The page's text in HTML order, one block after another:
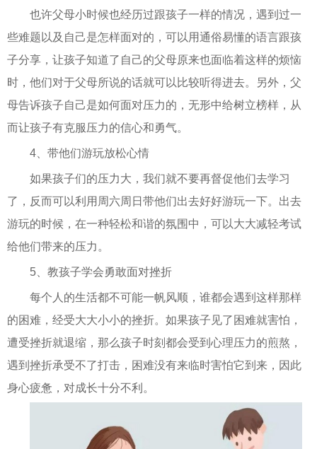
也许父母小时候也经历过跟孩子一样的情况，遇到过一
些难题以及自己是怎样面对的，可以用通俗易懂的语言跟孩
子分享，让孩子知道了自己的父母原来也面临着这样的烦恼
时，他们对于父母所说的话就可以比较听得进去。另外，父
母告诉孩子自己是如何面对压力的，无形中给树立榜样，从
而让孩子有克服压力的信心和勇气。
4、带他们游玩放松心情
如果孩子们的压力大，我们就不要再督促他们去学习
了，反而可以利用周六周日带他们出去好好游玩一下。出去
游玩的时候，在一种轻松和谐的氛围中，可以大大减轻考试
给他们带来的压力。
5、教孩子学会勇敢面对挫折
每个人的生活都不可能一帆风顺，谁都会遇到这样那样
的困难，经受大大小小的挫折。如果孩子见了困难就害怕，
遭受挫折就退缩，那么孩子时刻都会受到心理压力的煎熬，
遇到挫折承受不了打击，困难没有来临时害怕它到来，因此
身心疲惫，对成长十分不利。